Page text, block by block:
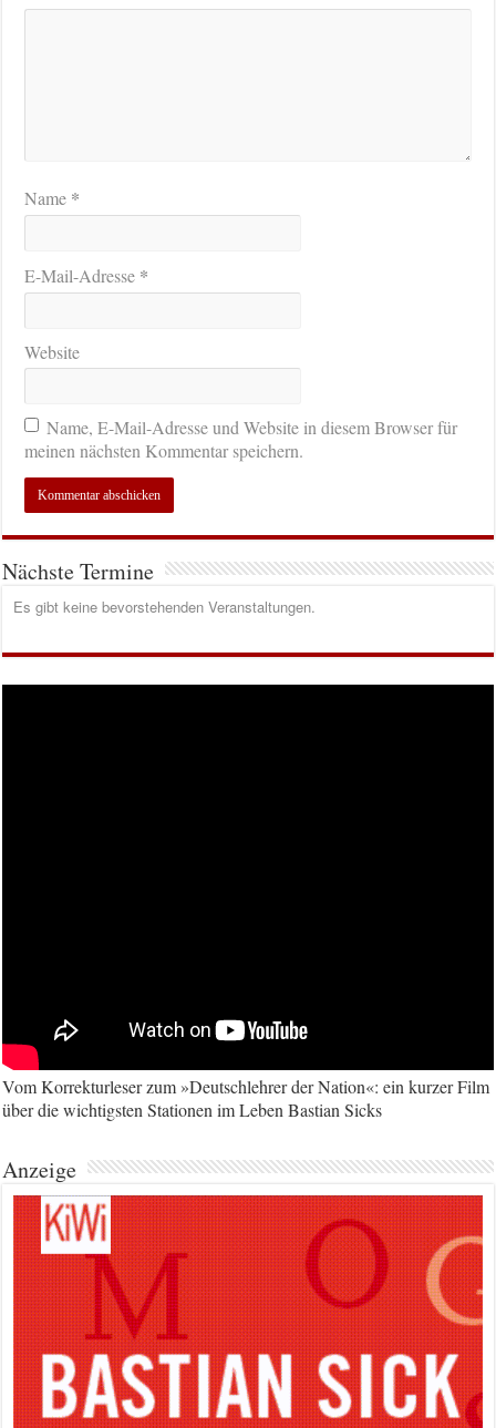
Name *
E-Mail-Adresse *
Website
Name, E-Mail-Adresse und Website in diesem Browser für
meinen nächsten Kommentar speichern.
Nächste Termine
Es gibt keine bevorstehenden Veranstaltungen.
Vom Korrekturleser zum »Deutschlehrer der Nation«: ein kurzer Film
über die wichtigsten Stationen im Leben Bastian Sicks
Anzeige